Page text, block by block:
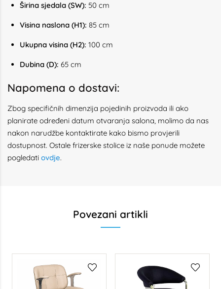
Širina sjedala (SW): 50 cm
Visina naslona (H1): 85 cm
Ukupna visina (H2): 100 cm
Dubina (D): 65 cm
Napomena o dostavi:
Zbog specifičnih dimenzija pojedinih proizvoda ili ako
planirate određeni datum otvaranja salona, molimo da nas
nakon narudžbe kontaktirate kako bismo provjerili
dostupnost. Ostale frizerske stolice iz naše ponude možete
pogledati ovdje.
Povezani artikli